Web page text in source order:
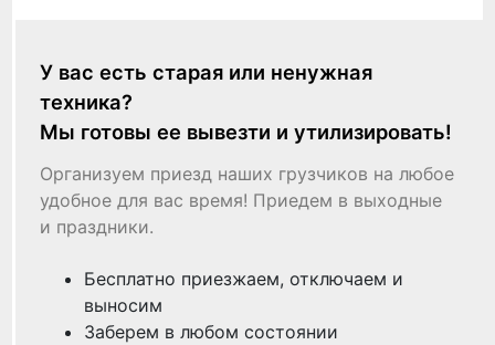
У вас есть старая или ненужная
техника?
Мы готовы ее вывезти и утилизировать!
Организуем приезд наших грузчиков на любое
удобное для вас время! Приедем в выходные
и праздники.
Бесплатно приезжаем, отключаем и
выносим
Заберем в любом состоянии